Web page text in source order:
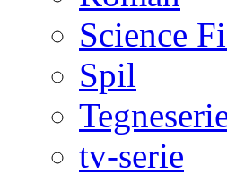
Science
Spil
tv-serie